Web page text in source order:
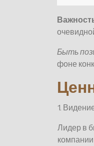
Быть
фоне
1.
Лидер в